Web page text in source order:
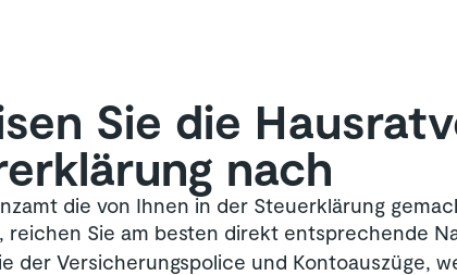
Sie die
nach
die von Ihnen in der Steuerklärung
Sie am besten direkt entsprechende
der Versicherungspolice und Kontoauszüge,